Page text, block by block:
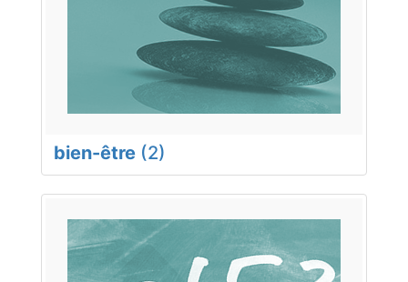
bien-être (2)